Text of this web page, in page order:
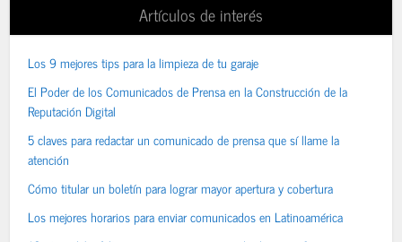
Artículos de interés
Los 9 mejores tips para la limpieza de tu garaje
El Poder de los Comunicados de Prensa en la Construcción de la
Reputación Digital
5 claves para redactar un comunicado de prensa que sí llame la
atención
Cómo titular un boletín para lograr mayor apertura y cobertura
Los mejores horarios para enviar comunicados en Latinoamérica